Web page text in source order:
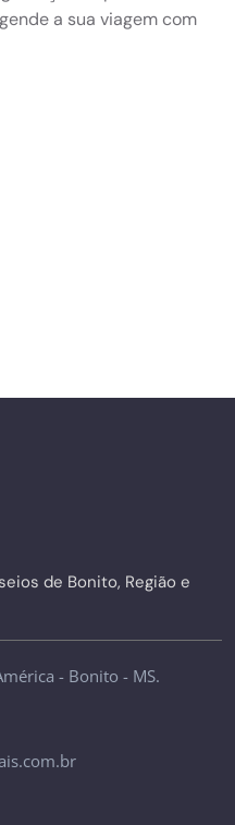
a sua viagem com
de Bonito, Região e
- Bonito - MS.